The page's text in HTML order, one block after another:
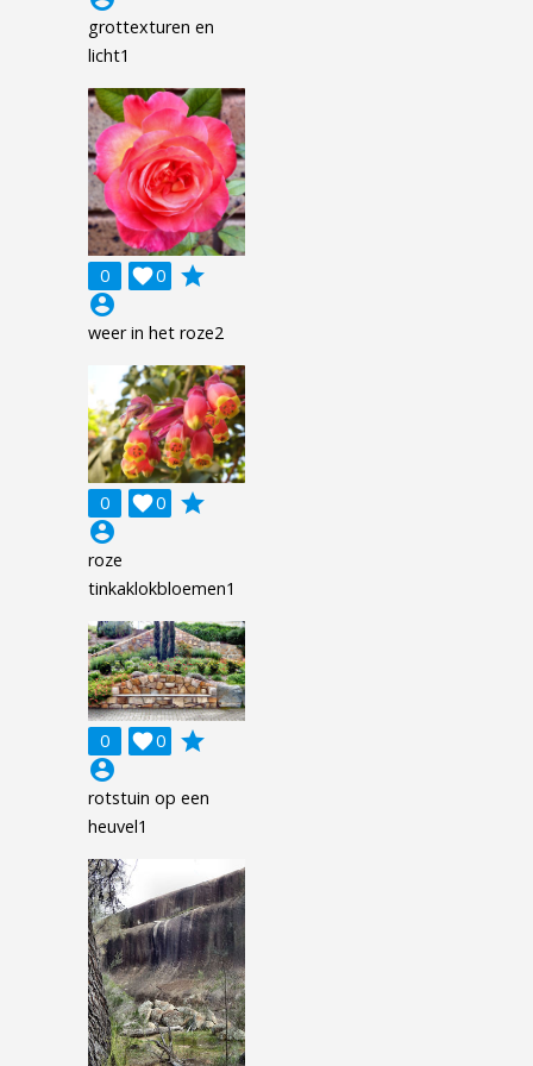
grottexturen en
licht1
0 0

grade
account_circle
weer in het roze2
0 0

grade
account_circle
roze
tinkaklokbloemen1
0 0

grade
account_circle
rotstuin op een
heuvel1